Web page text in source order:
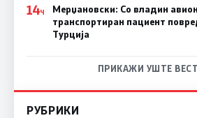
14Ч
Мерџановски: Со владин
транспортиран пациент
Турција
ПРИКАЖИ УШТЕ
РУБРИКИ